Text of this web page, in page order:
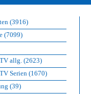
(3916)
(7099)
allg. (2623)
Serien (1670)
(39)